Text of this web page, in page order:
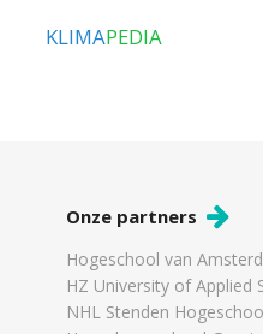
KLIMAPEDIA
Onze partners
Hogeschool van
HZ University of Applied
NHL Stenden